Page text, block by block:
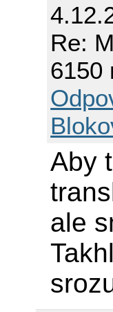
Re:
6150
Aby
ale